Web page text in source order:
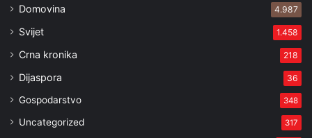
Domovina 4.987
Svijet 1.458
Crna kronika 218
Dijaspora 36
Gospodarstvo 348
Uncategorized 317